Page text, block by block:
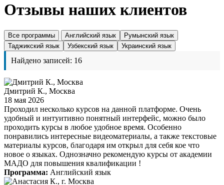
Отзывы наших клиентов
Все программы Английский язык
Румынский язык
Таджикский язык
Узбекский язык Украинский язык
Найдено записей: 16
Дмитрий К., Москва
18 мая 2026
Проходил несколько курсов на данной платформе. Очень
удобный и интуитивно понятный интерфейс, можно было
проходить курсы в любое удобное время. Особенно
понравились интересные видеоматериалы, а также текстовые
материалы курсов, благодаря им открыл для себя кое что
новое о языках. Однозначно рекомендую курсы от академии
МАДО для повышения квалификации !
Программа: Английский язык